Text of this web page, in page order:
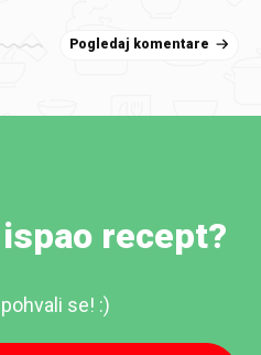
Pogledaj komentare
recept?
se! :)